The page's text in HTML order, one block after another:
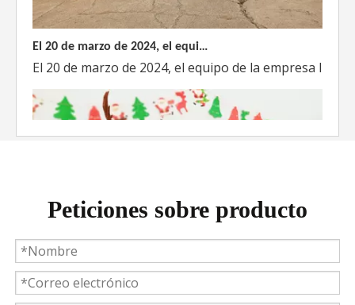
El 20 de marzo de 2024, el equipo de la empresa
Weyeah Power celebra una cálida Navidad, ¡festejando juntos en esta temporada festiva!
Peticiones sobre producto